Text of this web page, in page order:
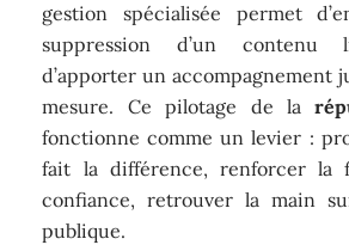
gestion spécialisée permet
suppression d’un contenu
d’apporter un accompagnement
mesure. Ce pilotage de la
fonctionne comme un levier :
fait la différence, renforcer la
confiance, retrouver la main
publique.